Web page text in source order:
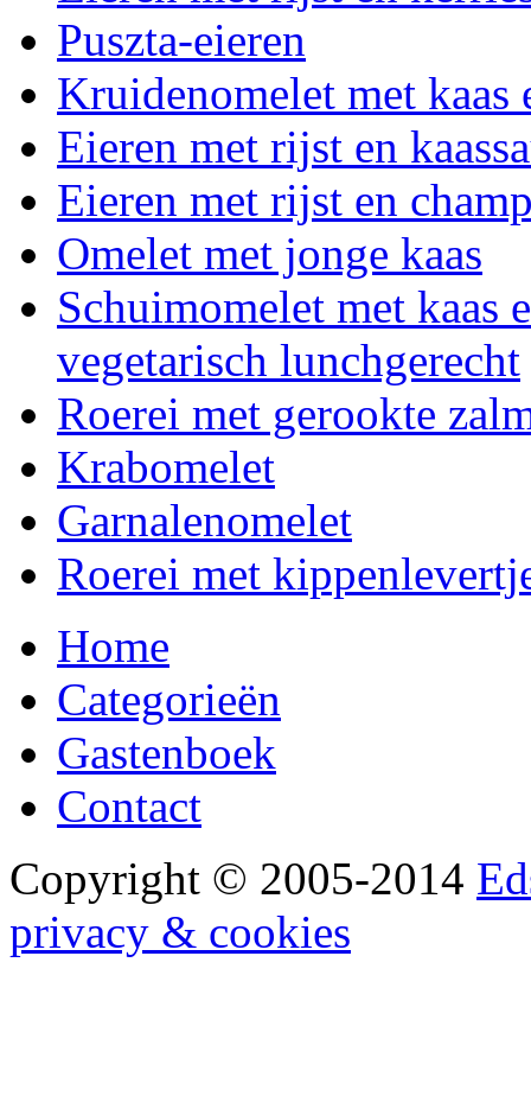
Puszta-eieren
Kruidenomelet met kaas
Eieren met rijst en
Eieren met rijst en
Omelet met jonge kaas
Schuimomelet met kaas
vegetarisch lunchgerecht
Roerei met gerookte
Krabomelet
Garnalenomelet
Roerei met
Home
Categorieën
Gastenboek
Contact
Copyright © 2005-2014
privacy & cookies